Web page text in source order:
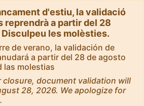
d'estiu, la validació
reprendrà a partir del 28
les molèsties.
de verano, la validación de
a partir del 28 de agosto
las molestias
closure, document validation will
28, 2026. We apologize for